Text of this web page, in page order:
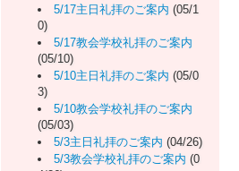
5/17主日礼拝のご案内 (05/1
0)
5/17教会学校礼拝のご案内
(05/10)
5/10主日礼拝のご案内 (05/0
3)
5/10教会学校礼拝のご案内
(05/03)
5/3主日礼拝のご案内 (04/26)
5/3教会学校礼拝のご案内 (0